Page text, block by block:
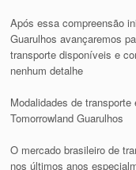
Após essa compreensão
Guarulhos avançaremos
transporte disponíveis e
nenhum detalhe
Modalidades de
Tomorrowland Guarulhos
O mercado brasileiro de
nos últimos anos